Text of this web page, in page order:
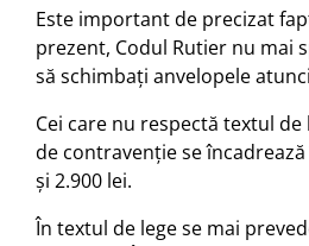
Este important de precizat
prezent, Codul Rutier nu mai
să schimbați anvelopele
Cei care nu respectă textul
de contravenție se
și 2.900 lei.
În textul de lege se mai